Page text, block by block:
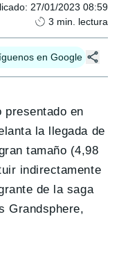
: 27/01/2023 08:59
3 min. lectura
en Google
presentado en
la llegada de
tamaño (4,98
indirectamente
de la saga
Grandsphere,